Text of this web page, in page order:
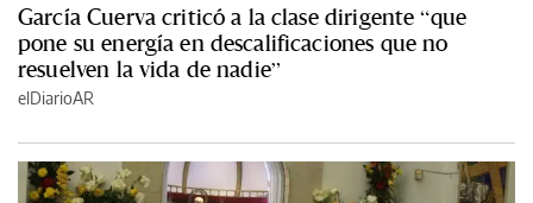
García Cuerva criticó a la clase dirigente “que
pone su energía en descalificaciones que no
resuelven la vida de nadie”
elDiarioAR